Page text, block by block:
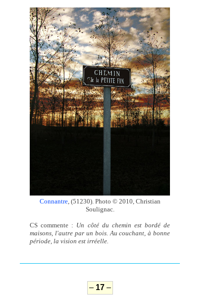
Connantre, (51230). Photo © 2010, Christian
Soulignac.
CS commente : Un côté du chemin est bordé de
maisons, l'autre par un bois. Au couchant, à bonne
période, la vision est irréelle.
– 17–